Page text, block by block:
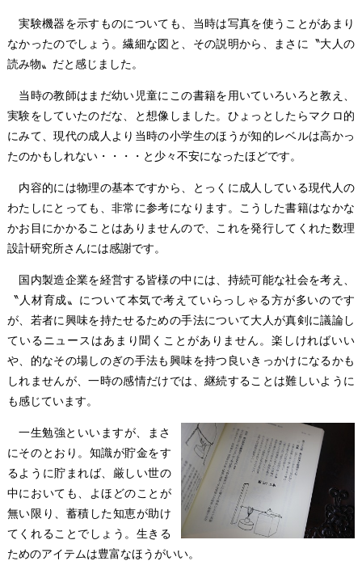
実験機器を示すものについても、当時は写真を使うことがあまり
なかったのでしょう。繊細な図と、その説明から、まさに〝大人の
読み物〟だと感じました。
当時の教師はまだ幼い児童にこの書籍を用いていろいろと教え、
実験をしていたのだな、と想像しました。ひょっとしたらマクロ的
にみて、現代の成人より当時の小学生のほうが知的レベルは高かっ
たのかもしれない・・・・と少々不安になったほどです。
内容的には物理の基本ですから、とっくに成人している現代人の
わたしにとっても、非常に参考になります。こうした書籍はなかな
かお目にかかることはありませんので、これを発行してくれた数理
設計研究所さんには感謝です。
国内製造企業を経営する皆様の中には、持続可能な社会を考え、
〝人材育成〟について本気で考えていらっしゃる方が多いのです
が、若者に興味を持たせるための手法について大人が真剣に議論し
ているニュースはあまり聞くことがありません。楽しければいい
や、的なその場しのぎの手法も興味を持つ良いきっかけになるかも
しれませんが、一時の感情だけでは、継続することは難しいように
も感じています。
一生勉強といいますが、まさ
にそのとおり。知識が貯金をす
るように貯まれば、厳しい世の
中においても、よほどのことが
無い限り、蓄積した知恵が助け
てくれることでしょう。生きる
ためのアイテムは豊富なほうがいい。